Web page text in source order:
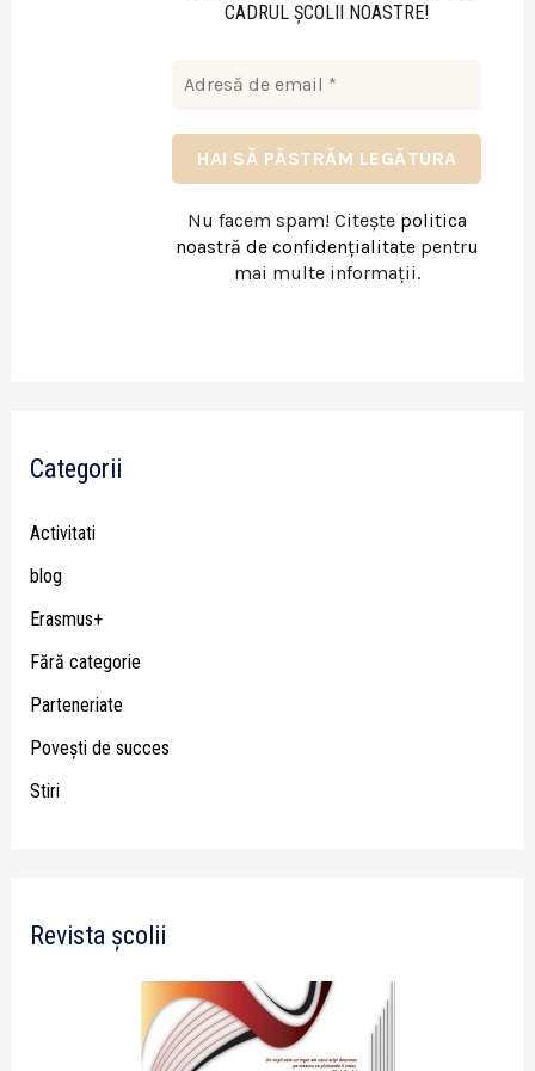
CADRUL ŞCOLII NOASTRE!
Nu facem spam! Citește politica
noastră de confidențialitatepentru
mai multe informații.
Categorii
Activitati
blog
Erasmus+
Fără categorie
Parteneriate
Poveşti de succes
Stiri
Revista școlii